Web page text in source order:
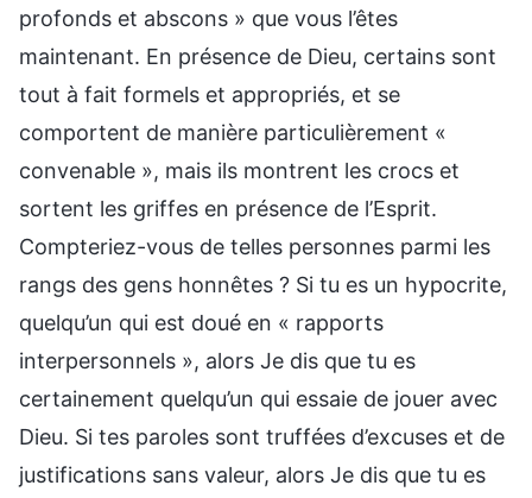
profonds et abscons » que vous l’êtes
maintenant. En présence de Dieu, certains sont
tout à fait formels et appropriés, et se
comportent de manière particulièrement «
convenable », mais ils montrent les crocs et
sortent les griffes en présence de l’Esprit.
Compteriez-vous de telles personnes parmi les
rangs des gens honnêtes ? Si tu es un hypocrite,
quelqu’un qui est doué en « rapports
interpersonnels », alors Je dis que tu es
certainement quelqu’un qui essaie de jouer avec
Dieu. Si tes paroles sont truffées d’excuses et de
justifications sans valeur, alors Je dis que tu es